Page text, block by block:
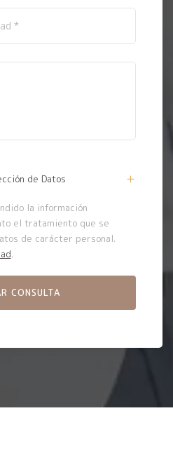
de Datos
la información
el tratamiento que se
de carácter personal.
.